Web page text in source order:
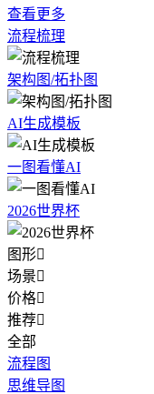
查看更多
流程梳理
架构图/拓扑图
AI生成模板
一图看懂AI
2026世界杯
图形
场景
价格
推荐
全部
流程图
思维导图